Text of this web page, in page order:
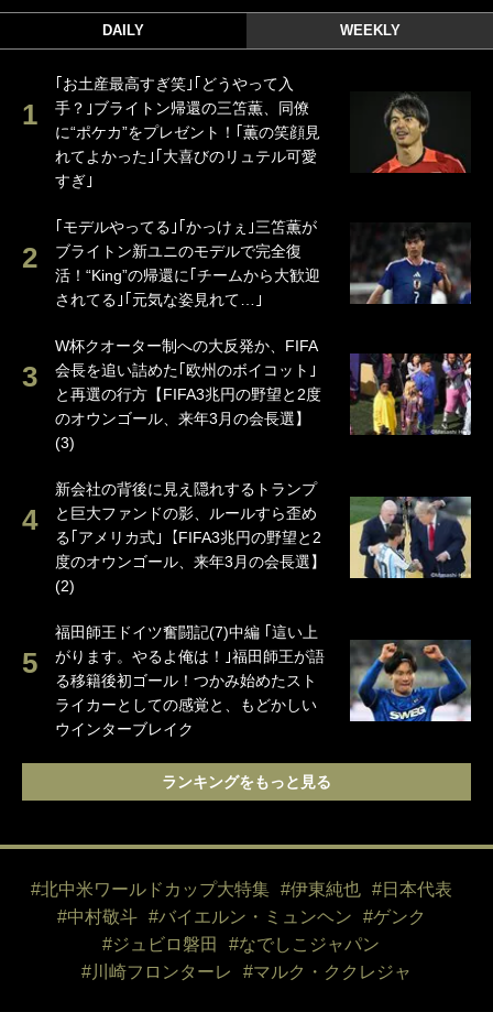
DAILY WEEKLY
｢お土産最高すぎ笑｣｢どうやって入
手？｣ブライトン帰還の三笘薫、同僚
に“ポケカ”をプレゼント！｢薫の笑顔見
れてよかった｣｢大喜びのリュテル可愛
すぎ｣
｢モデルやってる｣｢かっけぇ｣三笘薫が
ブライトン新ユニのモデルで完全復
活！“King”の帰還に｢チームから大歓迎
されてる｣｢元気な姿見れて…｣
W杯クオーター制への大反発か、FIFA
会長を追い詰めた｢欧州のボイコット｣
と再選の行方【FIFA3兆円の野望と2度
のオウンゴール、来年3月の会長選】
(3)
新会社の背後に見え隠れするトランプ
と巨大ファンドの影、ルールすら歪め
る｢アメリカ式｣【FIFA3兆円の野望と2
度のオウンゴール、来年3月の会長選】
(2)
福田師王ドイツ奮闘記(7)中編 ｢這い上
がります。やるよ俺は！｣福田師王が語
る移籍後初ゴール！つかみ始めたスト
ライカーとしての感覚と、もどかしい
ウインターブレイク
ランキングをもっと見る
#北中米ワールドカップ大特集 #伊東純也
#日本代表
#中村敬斗
#バイエルン・ミュンヘン
#ゲンク
#ジュビロ磐田
#なでしこジャパン
#川崎フロンターレ
#マルク・ククレジャ